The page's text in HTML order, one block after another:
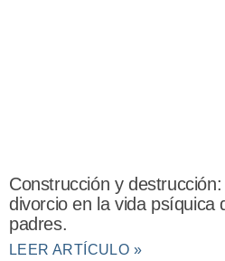
Construcción y
divorcio en la vida psíquica
padres.
LEER ARTÍCULO »